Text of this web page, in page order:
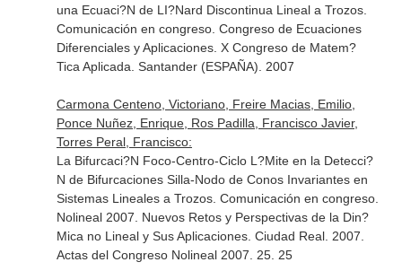
una Ecuaci?N de LI?Nard Discontinua Lineal a Trozos.
Comunicación en congreso. Congreso de Ecuaciones
Diferenciales y Aplicaciones. X Congreso de Matem?
Tica Aplicada. Santander (ESPAÑA). 2007
Carmona Centeno, Victoriano, Freire Macias, Emilio,
Ponce Nuñez, Enrique, Ros Padilla, Francisco Javier,
Torres Peral, Francisco:
La Bifurcaci?N Foco-Centro-Ciclo L?Mite en la Detecci?
N de Bifurcaciones Silla-Nodo de Conos Invariantes en
Sistemas Lineales a Trozos. Comunicación en congreso.
Nolineal 2007. Nuevos Retos y Perspectivas de la Din?
Mica no Lineal y Sus Aplicaciones. Ciudad Real. 2007.
Actas del Congreso Nolineal 2007. 25. 25